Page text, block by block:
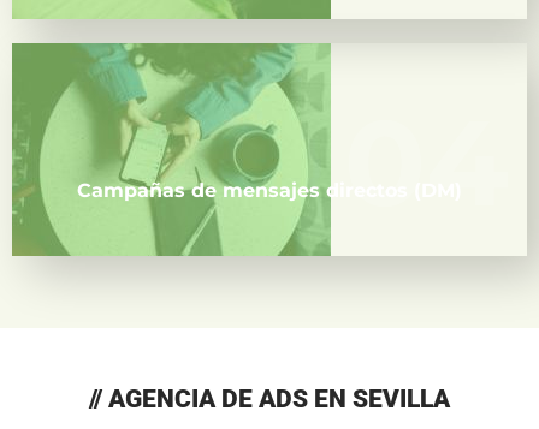
04
Para iniciar conversaciones uno a uno y generar
leads o cerrar ventas más rápido.
Campañas de mensajes directos (DM)
// AGENCIA DE ADS EN SEVILLA